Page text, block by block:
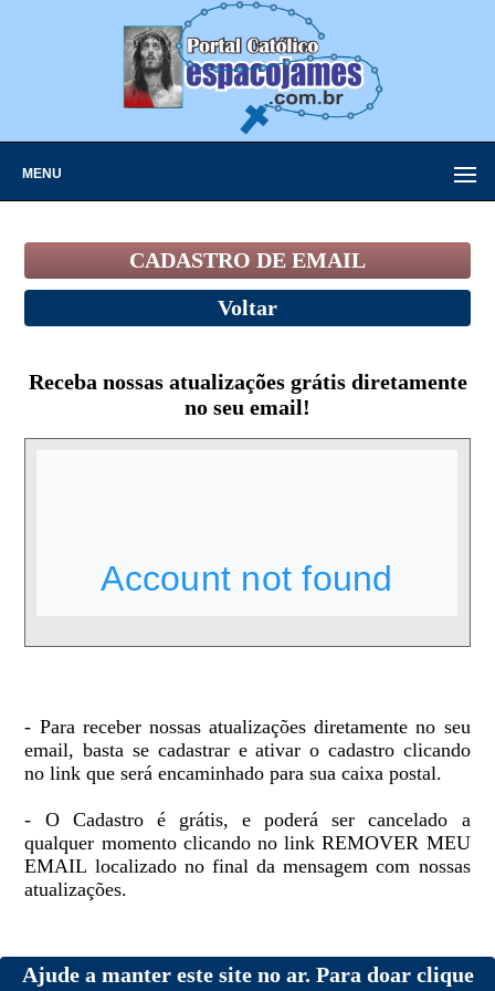
MENU
CADASTRO DE EMAIL
Voltar
Receba nossas atualizações grátis diretamente
no seu email!
- Para receber nossas atualizações diretamente no seu
email, basta se cadastrar e ativar o cadastro clicando
no link que será encaminhado para sua caixa postal.
- O Cadastro é grátis, e poderá ser cancelado a
qualquer momento clicando no link REMOVER MEU
EMAIL localizado no final da mensagem com nossas
atualizações.
Ajude a manter este site no ar. Para doar clique